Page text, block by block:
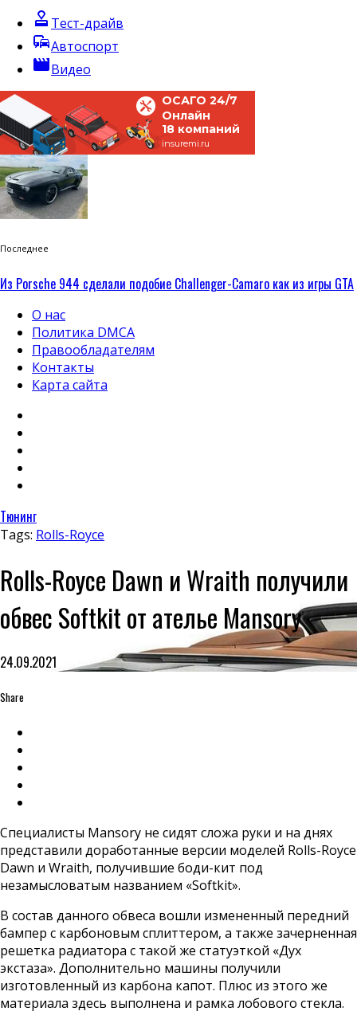
approval Тест-драйв
commuteАвтоспорт
movieВидео
ОСАГО 24/7
Онлайн
18 компаний
insuremi.ru
Последнее
Из Porsche 944 сделали подобие Challenger-Camaro как из игры GTA
О нас
Политика DMCA
Правообладателям
Контакты
Карта сайта
Тюнинг
Tags: Rolls-Royce
Rolls-Royce Dawn и Wraith получили
обвес Softkit от ателье Mansory
24.09.2021
Share
Специалисты Mansory не сидят сложа руки и на днях
представили доработанные версии моделей Rolls-Royce
Dawn и Wraith, получившие боди-кит под
незамысловатым названием «Softkit».
В состав данного обвеса вошли измененный передний
бампер с карбоновым сплиттером, а также зачерненная
решетка радиатора с такой же статуэткой «Дух
экстаза». Дополнительно машины получили
изготовленный из карбона капот. Плюс из этого же
материала здесь выполнена и рамка лобового стекла.